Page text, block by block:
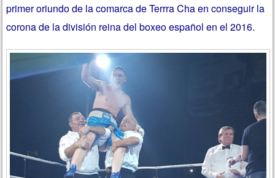
primer oriundo de la comarca de Terrra Cha en conseguir la
corona de la división reina del boxeo español en el 2016.